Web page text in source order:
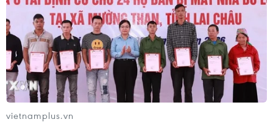
Chương trình tiêm chủng quốc gia ngừa COVID-19 miễn
phí sẽ được tiến hành vào ban đêm đối với những
người Hồi giáo trong tháng ăn chay Ramadan dự kiến
diễn ra từ ngày 12/4 đến ngày 12/5 tới.
vietnamplus.vn